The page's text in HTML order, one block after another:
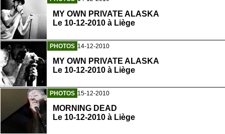
MY OWN PRIVATE ALASKA
Le 10-12-2010 à Liège
PHOTOS 14-12-2010
MY OWN PRIVATE ALASKA
Le 10-12-2010 à Liège
PHOTOS 15-12-2010
MORNING DEAD
Le 10-12-2010 à Liège